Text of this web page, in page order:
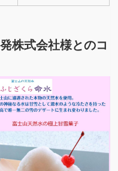
株式会社様とのコ